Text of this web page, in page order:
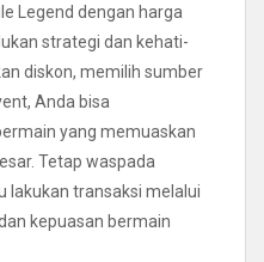
Legend dengan harga
strategi dan kehati-
diskon, memilih sumber
Anda bisa
yang memuaskan
Tetap waspada
lakukan transaksi melalui
kepuasan bermain